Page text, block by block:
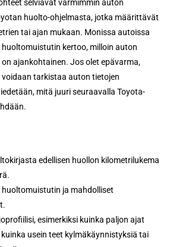
selviävät varmimmin auton
huolto-ohjelmasta, jotka määrittävät
tai ajan mukaan. Monissa autoissa
kertoo, milloin auton
ajankohtainen. Jos olet epävarma,
tarkistaa auton tietojen
mitä juuri seuraavalla Toyota-
edellisen huollon kilometrilukema
ja mahdolliset
esimerkiksi kuinka paljon ajat
usein teet kylmäkäynnistyksiä tai